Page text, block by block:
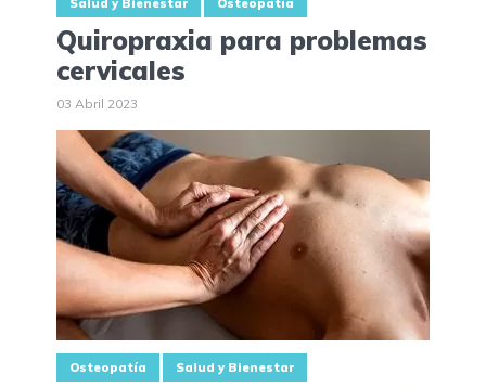
Salud y Bienestar Osteopatía
Quiropraxia para problemas
cervicales
03 Abril 2023
Osteopatía Salud y Bienestar